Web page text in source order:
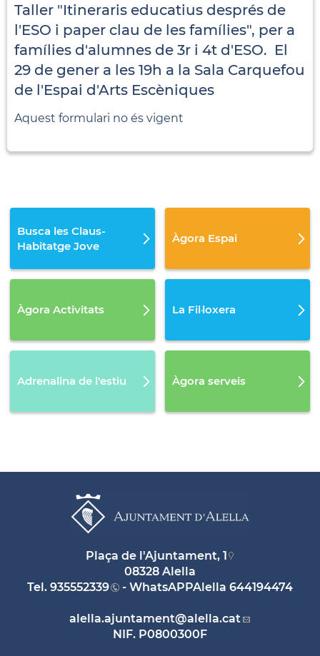
Taller "Itineraris educatius després de
l'ESO i paper clau de les famílies", per a
famílies d'alumnes de 3r i 4t d'ESO. El
29 de gener a les 19h a la Sala Carquefou
de l'Espai d'Arts Escèniques
Aquest formulari no és vigent
Busca les Claus-
Habitatge Jove
Àgora Espai
Àgora Activitats La Fil·loxera
Adrenalina de l'estiu Àgora serveis
Plaça de l'Ajuntament, 1
08328 Alella
Tel. 935552339 - WhatsAPPAlella 644194474
alella.ajuntament@alella.cat
NIF. P0800300F